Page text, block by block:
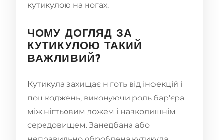
кутикулою на ногах.
ЧОМУ ДОГЛЯД ЗА
КУТИКУЛОЮ ТАКИЙ
ВАЖЛИВИЙ?
Кутикула захищає ніготь від інфекцій і
пошкоджень, виконуючи роль бар’єра
між нігтьовим ложем і навколишнім
середовищем. Занедбана або